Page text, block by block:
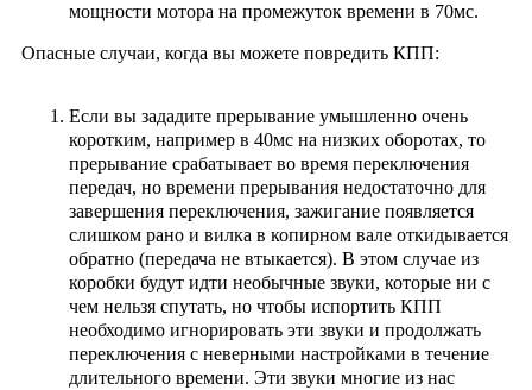
мощности мотора на промежуток времени в 70мс.
Опасные случаи, когда вы можете повредить КПП:
Если вы зададите прерывание умышленно очень
коротким, например в 40мс на низких оборотах, то
прерывание срабатывает во время переключения
передач, но времени прерывания недостаточно для
завершения переключения, зажигание появляется
слишком рано и вилка в копирном вале откидывается
обратно (передача не втыкается). В этом случае из
коробки будут идти необычные звуки, которые ни с
чем нельзя спутать, но чтобы испортить КПП
необходимо игнорировать эти звуки и продолжать
переключения с неверными настройками в течение
длительного времени. Эти звуки многие из нас